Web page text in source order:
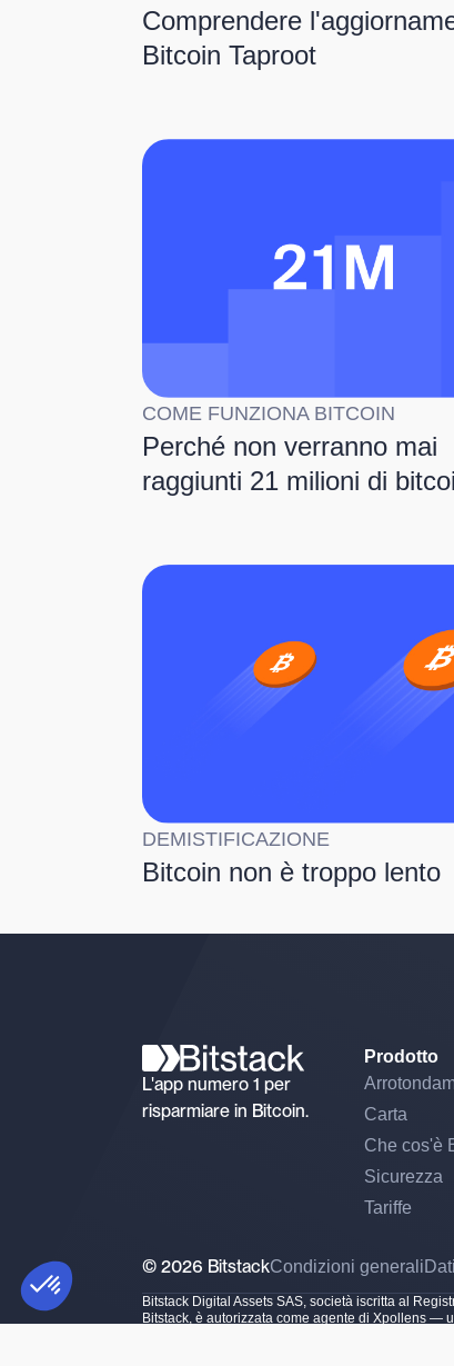
La nostra piattaforma ti consente di personalizzare e
Comprendere
Bitcoin Taproot
COME FUNZIONA BITCOIN
Perché non verranno mai
raggiunti 21 milioni di
DEMISTIFICAZIONE
Bitcoin non è troppo lento
L'app numero 1 per
risparmiare in Bitcoin.
Prodotto
Carta
Che cos'è
Sicurezza
Tariffe
© 2026 BitstackCondizioni generali
Bitstack Digital Assets SAS, società iscritta al
Bitstack, è autorizzata come agente di Xpollens —